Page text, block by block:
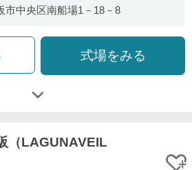
市中央区南船場1－18－8
式場をみる
（LAGUNAVEIL